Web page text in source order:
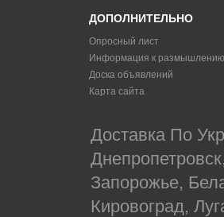
ДОПОЛНИТЕЛЬНО
Опросный лист
Информация к размышлению
Доска объявлений
Карта сайта
Доставка По
Запорожье,
Кировоград,